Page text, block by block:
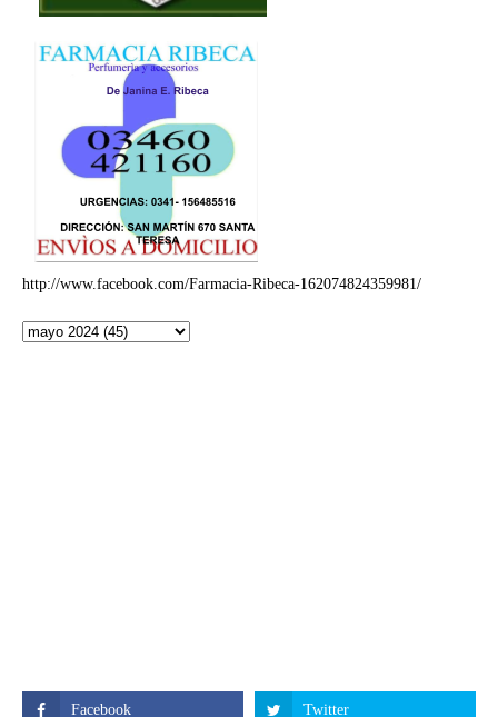
http://www.facebook.com/Farmacia-Ribeca-162074824359981/